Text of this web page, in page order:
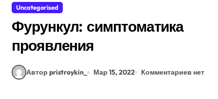
Uncategorised
Фурункул: симптоматика
проявления
Автор pristroykin_ Мар 15, 2022 Комментариев нет